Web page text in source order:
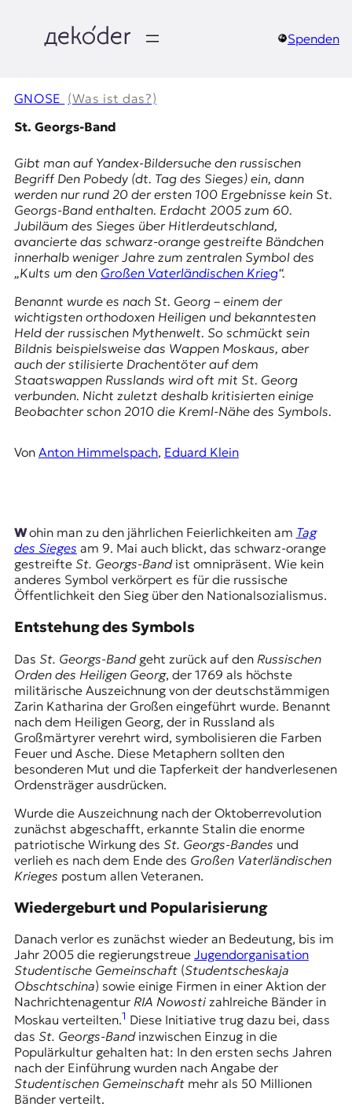
springen
e
k
o
d
e
r
|
D
E
K
O
D
W
i
s
s
n
J
o
u
r
n
a
s
u
s
u
n
d
e
e
n
k
o
m
p
e
t
e
n
Spenden
GNOSE (Was ist das?)
St. Georgs-Band
Gibt man auf Yandex-Bildersuche den russischen
Begriff Den Pobedy(dt. Tag des Sieges) ein, dann
werden nur rund 20 der ersten 100 Ergebnisse kein St.
Georgs-Bandenthalten. Erdacht 2005 zum 60.
Jubiläum des Sieges über Hitlerdeutschland,
avancierte das schwarz-orange gestreifte Bändchen
innerhalb weniger Jahre zum zentralen Symbol des
„Kults um den Großen Vaterländischen Krieg“.
Benannt wurde es nach St. Georg – einem der
wichtigsten orthodoxen Heiligen und bekanntesten
Held der russischen Mythenwelt. So schmückt sein
Bildnis beispielsweise das Wappen Moskaus, aber
auch der stilisierte Drachentöter auf dem
Staatswappen Russlands wird oft mit St. Georg
verbunden. Nicht zuletzt deshalb kritisierten einige
Beobachter schon 2010 die Kreml-Nähe des Symbols.
Von Anton Himmelspach, Eduard Klein
Wohin man zu den jährlichen Feierlichkeiten am Tag
des Sieges am 9. Mai auch blickt, das schwarz-orange
gestreifte St. Georgs-Bandist omnipräsent. Wie kein
anderes Symbol verkörpert es für die russische
Öffentlichkeit den Sieg über den Nationalsozialismus.
Entstehung des Symbols
Das St. Georgs-Bandgeht zurück auf den Russischen
Orden des Heiligen Georg, der 1769 als höchste
militärische Auszeichnung von der deutschstämmigen
Zarin Katharina der Großen eingeführt wurde. Benannt
nach dem Heiligen Georg, der in Russland als
Großmärtyrer verehrt wird, symbolisieren die Farben
Feuer und Asche. Diese Metaphern sollten den
besonderen Mut und die Tapferkeit der handverlesenen
Ordensträger ausdrücken.
Wurde die Auszeichnung nach der Oktoberrevolution
zunächst abgeschafft, erkannte Stalin die enorme
patriotische Wirkung des St. Georgs-Bandes und
verlieh es nach dem Ende des Großen Vaterländischen
Krieges postum allen Veteranen.
Wiedergeburt und Popularisierung
Danach verlor es zunächst wieder an Bedeutung, bis im
Jahr 2005 die regierungstreue Jugendorganisation
Studentische Gemeinschaft(Studentscheskaja
Obschtschina) sowie einige Firmen in einer Aktion der
Nachrichtenagentur RIA Nowostizahlreiche Bänder in
Moskau verteilten.1 Diese Initiative trug dazu bei, dass
das St. Georgs-Bandinzwischen Einzug in die
Populärkultur gehalten hat: In den ersten sechs Jahren
nach der Einführung wurden nach Angabe der
Studentischen Gemeinschaftmehr als 50 Millionen
Bänder verteilt.